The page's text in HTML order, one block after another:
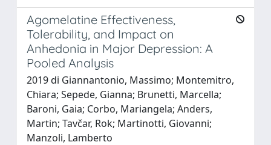
Agomelatine Effectiveness,
Tolerability, and Impact on
Anhedonia in Major Depression: A
Pooled Analysis
2019 di Giannantonio, Massimo; Montemitro,
Chiara; Sepede, Gianna; Brunetti, Marcella;
Baroni, Gaia; Corbo, Mariangela; Anders,
Martin; Tavčar, Rok; Martinotti, Giovanni;
Manzoli, Lamberto